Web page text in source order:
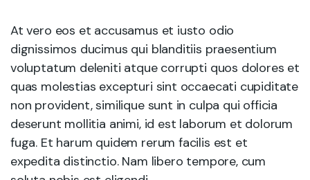
At vero eos et accusamus et iusto odio
dignissimos ducimus qui blanditiis praesentium
voluptatum deleniti atque corrupti quos dolores et
quas molestias excepturi sint occaecati cupiditate
non provident, similique sunt in culpa qui officia
deserunt mollitia animi, id est laborum et dolorum
fuga. Et harum quidem rerum facilis est et
expedita distinctio. Nam libero tempore, cum